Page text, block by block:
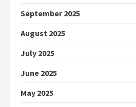
September 2025
August 2025
July 2025
June 2025
May 2025